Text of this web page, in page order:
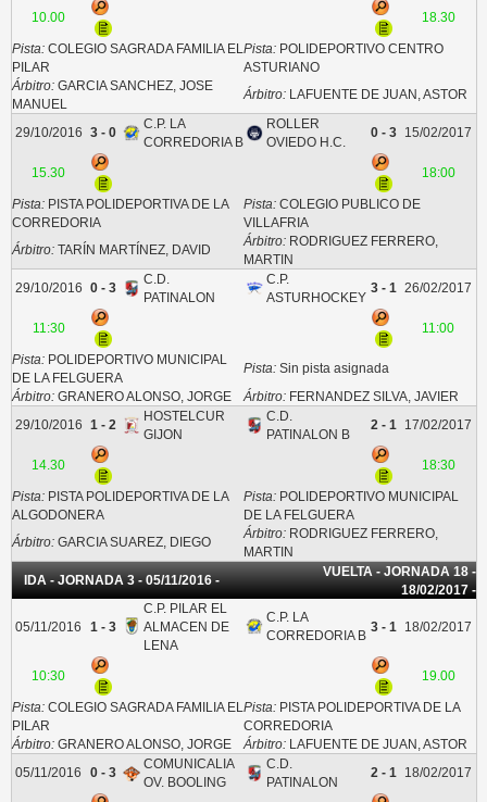
10.00 18.30
Pista:COLEGIO SAGRADA FAMILIA EL
PILAR
Pista:POLIDEPORTIVO CENTRO
ASTURIANO
Árbitro:GARCIA SANCHEZ, JOSE
MANUEL
Árbitro:LAFUENTE DE JUAN, ASTOR
29/10/2016 3 - 0
C.P. LA
CORREDORIA B
ROLLER
OVIEDO H.C.
0 - 3 15/02/2017
15.30 18:00
Pista:PISTA POLIDEPORTIVA DE LA
CORREDORIA
Pista:COLEGIO PUBLICO DE
VILLAFRIA
Árbitro:TARÍN MARTÍNEZ, DAVID
Árbitro:RODRIGUEZ FERRERO,
MARTIN
29/10/2016
0 - 3
C.D.
PATINALON
C.P.
ASTURHOCKEY
3 - 1 26/02/2017
11:30 11:00
Pista:POLIDEPORTIVO MUNICIPAL
DE LA FELGUERA
Pista:Sin pista asignada
Árbitro:GRANERO ALONSO, JORGE Árbitro:FERNANDEZ SILVA, JAVIER
29/10/2016
1 - 2
HOSTELCUR
GIJON
C.D.
PATINALON B
2 - 1 17/02/2017
14.30 18:30
Pista:PISTA POLIDEPORTIVA DE LA
ALGODONERA
Pista:POLIDEPORTIVO MUNICIPAL
DE LA FELGUERA
Árbitro:GARCIA SUAREZ, DIEGO
Árbitro:RODRIGUEZ FERRERO,
MARTIN
IDA - JORNADA 3 - 05/11/2016 -
VUELTA - JORNADA 18 -
18/02/2017 -
05/11/2016 1 - 3
C.P. PILAR EL
ALMACEN DE
LENA
C.P. LA
CORREDORIA B
3 - 1 18/02/2017
10:30 19.00
Pista:COLEGIO SAGRADA FAMILIA EL
PILAR
Pista:PISTA POLIDEPORTIVA DE LA
CORREDORIA
Árbitro:GRANERO ALONSO, JORGE Árbitro:LAFUENTE DE JUAN, ASTOR
05/11/2016
0 - 3
COMUNICALIA
OV. BOOLING
C.D.
PATINALON
2 - 1 18/02/2017